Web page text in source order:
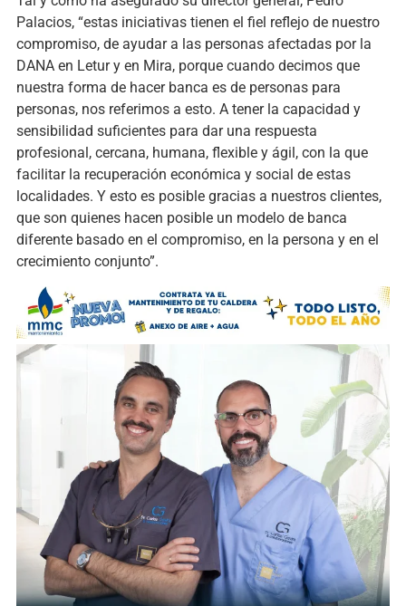
Palacios, “estas iniciativas tienen el fiel reflejo de nuestro
compromiso, de ayudar a las personas afectadas por la
DANA en Letur y en Mira, porque cuando decimos que
nuestra forma de hacer banca es de personas para
personas, nos referimos a esto. A tener la capacidad y
sensibilidad suficientes para dar una respuesta
profesional, cercana, humana, flexible y ágil, con la que
facilitar la recuperación económica y social de estas
localidades. Y esto es posible gracias a nuestros clientes,
que son quienes hacen posible un modelo de banca
diferente basado en el compromiso, en la persona y en el
crecimiento conjunto”.